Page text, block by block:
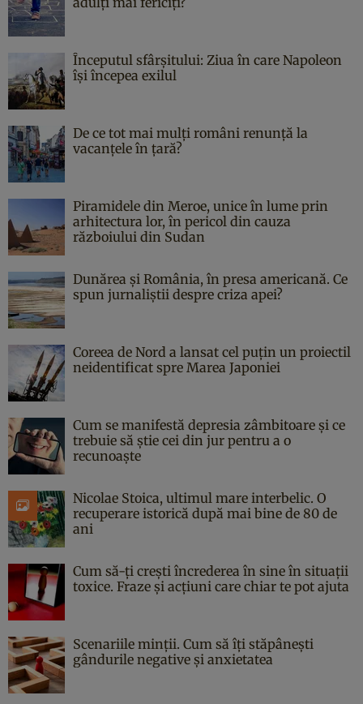
Începutul sfârşitului: Ziua în care Napoleon
îşi începea exilul
De ce tot mai mulți români renunță la
vacanțele în țară?
Piramidele din Meroe, unice în lume prin
arhitectura lor, în pericol din cauza
războiului din Sudan
Dunărea și România, în presa americană. Ce
spun jurnaliștii despre criza apei?
Coreea de Nord a lansat cel puțin un proiectil
neidentificat spre Marea Japoniei
Cum se manifestă depresia zâmbitoare și ce
trebuie să știe cei din jur pentru a o
recunoaște
Nicolae Stoica, ultimul mare interbelic. O
recuperare istorică după mai bine de 80 de
ani
Cum să-ți crești încrederea în sine în situații
toxice. Fraze și acțiuni care chiar te pot ajuta
Scenariile minții. Cum să îți stăpânești
gândurile negative și anxietatea